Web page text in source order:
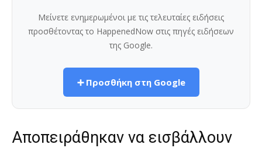
Μείνετε ενημερωμένοι με τις τελευταίες ειδήσεις
προσθέτοντας το HappenedNow στις πηγές ειδήσεων
της Google.
➕ Προσθήκη στη Google
Αποπειράθηκαν να εισβάλλουν